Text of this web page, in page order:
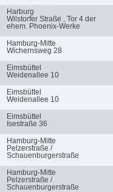
Harburg
Wilstorfer Straße , Tor 4 der
ehem. Phoenix-Werke
Hamburg-Mitte
Wichernsweg 28
Eimsbüttel
Weidenallee 10
Eimsbüttel
Weidenallee 10
Eimsbüttel
Isestraße 36
Hamburg-Mitte
Pelzerstraße /
Schauenburgerstraße
Hamburg-Mitte
Pelzerstraße /
Schauenburgerstraße